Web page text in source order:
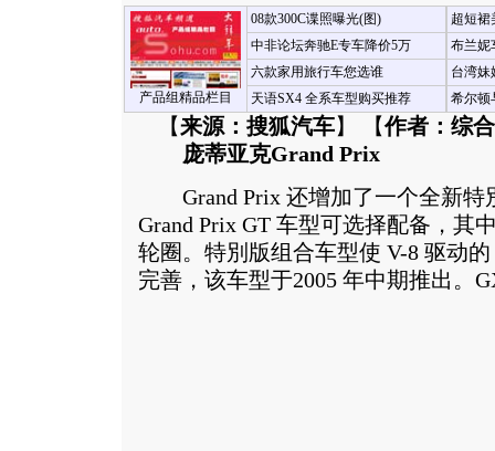
产品组精品栏目
08款300C谍照曝光(图)
中非论坛奔驰E专车降价5万
六款家用旅行车您选谁
天语SX4 全系车型购买推荐
超短裙
布兰妮
台湾妹
希尔顿
【来源：搜狐汽车】 【作者：综
庞蒂亚克Grand Prix
Grand Prix 还增加了一个全新特
Grand Prix GT 车型可选择配备，其
轮圈。特別版组合车型使 V-8 驱动的
完善，该车型于2005 年中期推出。